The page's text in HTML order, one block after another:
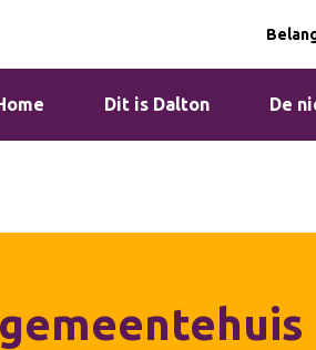
Dit is Dalton De